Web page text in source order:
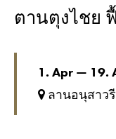
ตานตุงไชย
1. Apr — 19.
ลานอนุสาว